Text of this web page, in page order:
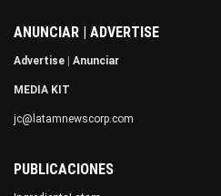
ANUNCIAR | ADVERTISE
Advertise Anunciar
MEDIA KIT
jc@latamnewscorp.com
PUBLICACIONES